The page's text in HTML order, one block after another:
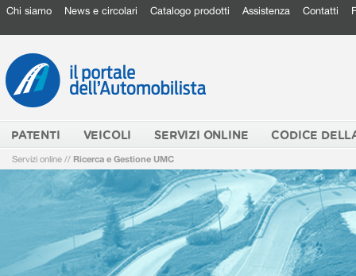
Chi siamo News e circolari Catalogo prodotti Assistenza Contatti
PATENTI VEICOLI SERVIZI ONLINE CODICE
Servizi online // Ricerca e Gestione UMC